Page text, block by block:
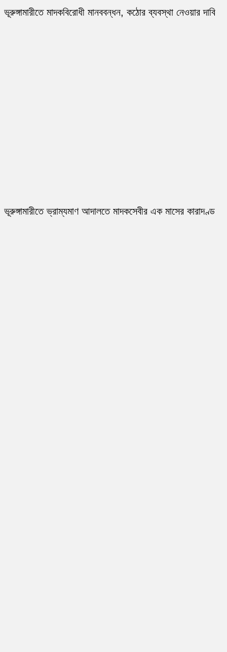
ভূরুঙ্গামারীতে মাদকবিরোধী মানববন্ধন, কঠোর ব্যবস্থা নেওয়ার দাবি
ভূরুঙ্গামারীতে ভ্রাম্যমাণ আদালতে মাদকসেবীর এক মাসের কারাদণ্ড